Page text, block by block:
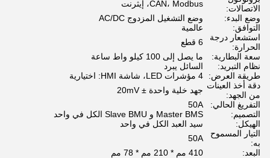
الاتصالات:
CAN، Modbus، إيثرنت
وضع البدء:
وضع التشغيل المزدوج AC/DC
التوافق:
عالمية
استشعار درجة
الحرارة:
6 قطع
سعة البطارية:
ما يصل إلى 100 كيلو واط ساعة
نظام التبريد:
السائل يبرد
طريقة العرض:
4 مؤشرات LED، شاشة HMI: اختيارية
دقة أخذ العينات
من الجهد:
جهد خلية واحدة ± 20mV
التفريغ الحالي:
50A
التصميم:
Master BMS و Slave BMU الكل في واحد
الهيكل:
سيد العبد الكل في واحد
التيار المسموح
به:
50A
البعد:
410 مم * 210 مم * 78 مم